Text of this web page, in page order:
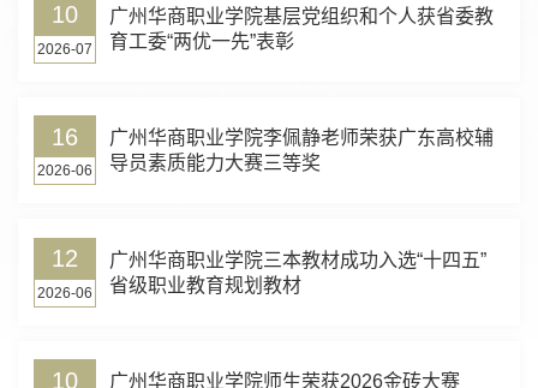
10
2026-07
广州华商职业学院基层党组织和个人获省委教
育工委“两优一先”表彰
16
2026-06
广州华商职业学院李佩静老师荣获广东高校辅
导员素质能力大赛三等奖
12
2026-06
广州华商职业学院三本教材成功入选“十四五”
省级职业教育规划教材
10
广州华商职业学院师生荣获2026金砖大赛